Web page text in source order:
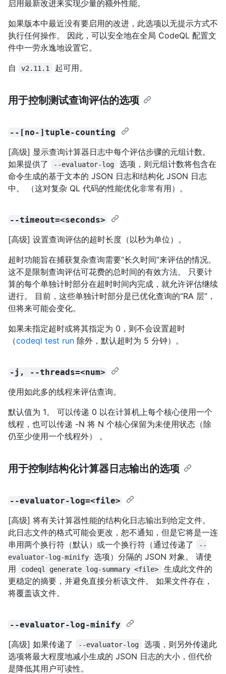
启用最新改进来实现少量的额外性能。
如果版本中最近没有要启用的改进，此选项以无提示方式不
执行任何操作。 因此，可以安全地在全局 CodeQL 配置文
件中一劳永逸地设置它。
自
v2.11.1 起可用。
用于控制测试查询评估的选项
--[no-]tuple-counting
[高级] 显示查询计算器日志中每个评估步骤的元组计数。
如果提供了
--evaluator-log
选项，则元组计数将包含在
命令生成的基于文本的 JSON 日志和结构化 JSON 日志
中。 （这对复杂 QL 代码的性能优化非常有用）。
--timeout=<seconds>
[高级] 设置查询评估的超时长度（以秒为单位）。
超时功能旨在捕获复杂查询需要“长久时间”来评估的情况。
这不是限制查询评估可花费的总时间的有效方法。 只要计
算的每个单独计时部分在超时时间内完成，就允许评估继续
进行。 目前，这些单独计时部分是已优化查询的“RA 层”，
但将来可能会变化。
如果未指定超时或将其指定为 0，则不会设置超时
（codeql test run 除外，默认超时为 5 分钟）。
-j, --threads=<num>
使用如此多的线程来评估查询。
默认值为 1。 可以传递 0 以在计算机上每个核心使用一个
线程，也可以传递 -N 将 N 个核心保留为未使用状态（除
仍至少使用一个线程外） 。
用于控制结构化计算器日志输出的选项
--evaluator-log=<file>
[高级] 将有关计算器性能的结构化日志输出到给定文件。
此日志文件的格式可能会更改，恕不通知，但是它将是一连
串用两个换行符（默认）或一个换行符（通过传递了
--
evaluator-log-minify
选项）分隔的 JSON 对象。 请使
用
codeql generate log-summary <file>
生成此文件的
更稳定的摘要，并避免直接分析该文件。 如果文件存在，
将覆盖该文件。
--evaluator-log-minify
[高级] 如果传递了 --evaluator-log
选项，则另外传递此
选项将最大程度地减小生成的 JSON 日志的大小，但代价
是降低其用户可读性。